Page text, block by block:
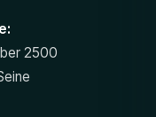
2500